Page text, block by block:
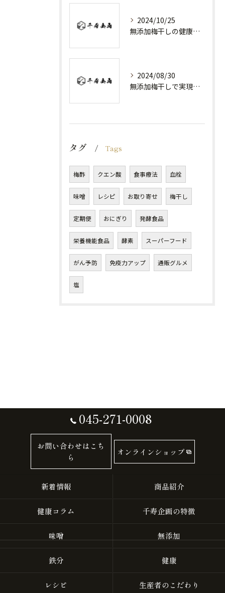
2024/10/25
無添加梅干しの健康効果と選び方
2024/08/30
無添加梅干しで実現する健康維持
タグ Tags
梅酢 クエン酸 食事療法 血栓
味噌 レシピ お取り寄せ 梅干し
定期便 おにぎり 発酵食品
栄養機能食品 酵素 スーパーフード
がん予防 免疫力アップ 通販グルメ
塩
045-271-0008
お問い合わせはこち
ら
オンラインショップ
新着情報 商品紹介
健康コラム 千寿企画の特徴
味噌 無添加
鉄分 健康
レシピ 生産者のこだわり